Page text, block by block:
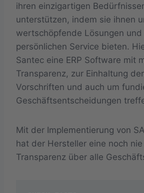
ihren einzigartigen
unterstützen, indem sie ihnen
wertschöpfende Lösungen und
persönlichen Service bieten.
Santec eine ERP Software mit
Transparenz, zur Einhaltung
Vorschriften und auch um
Geschäftsentscheidungen
Mit der Implementierung von
hat der Hersteller eine noch
Transparenz über alle